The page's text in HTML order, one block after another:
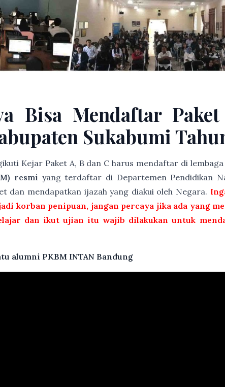
Bisa Mendaftar
Sukabumi
Kejar Paket A, B dan C harus mendaftar di
resmi yang terdaftar di Departemen Pendidikan
dan mendapatkan ijazah yang diakui oleh Negara.
korban penipuan, jangan percaya jika ada yang
dan ikut ujian itu wajib dilakukan untuk
alumni PKBM INTAN Bandung